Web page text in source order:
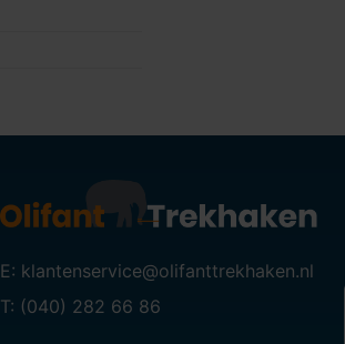
E: klantenservice@olifanttrekhaken.nl
T: (040) 282 66 86